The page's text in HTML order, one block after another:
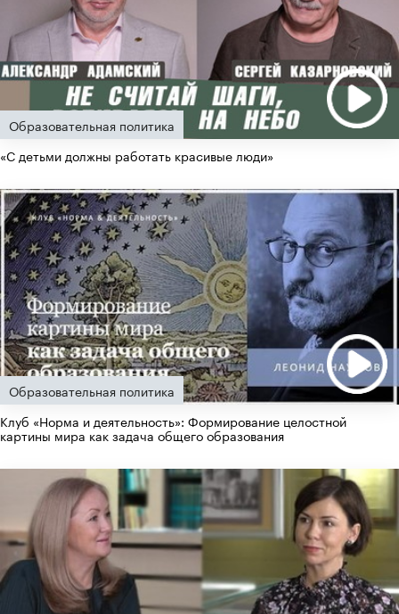
Образовательная политика
«С детьми должны работать красивые люди»
Образовательная политика
Клуб «Норма и деятельность»: Формирование целостной
картины мира как задача общего образования